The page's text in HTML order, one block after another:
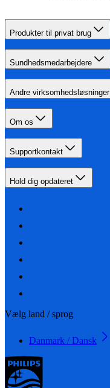
Produkter til privat brug
Sundhedsmedarbejdere
Andre virksomhedsløsninger
Om os
Supportkontakt
Hold dig opdateret
Vælg land / sprog
Danmark / Dansk